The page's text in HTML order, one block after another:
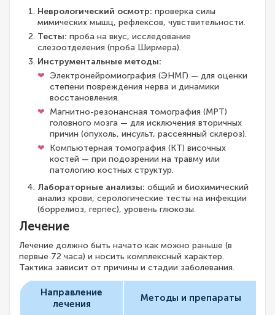
Неврологический осмотр: проверка силы
мимических мышц, рефлексов, чувствительности.
Тесты: проба на вкус, исследование
слезоотделения (проба Ширмера).
Инструментальные методы:
Электронейромиография (ЭНМГ) — для оценки
степени повреждения нерва и динамики
восстановления.
Магнитно-резонансная томография (МРТ)
головного мозга — для исключения вторичных
причин (опухоль, инсульт, рассеянный склероз).
Компьютерная томография (КТ) височных
костей — при подозрении на травму или
патологию костных структур.
Лабораторные анализы: общий и биохимический
анализ крови, серологические тесты на инфекции
(боррелиоз, герпес), уровень глюкозы.
Лечение
Лечение должно быть начато как можно раньше (в
первые 72 часа) и носить комплексный характер.
Тактика зависит от причины и стадии заболевания.
Направление
лечения
Методы и препараты